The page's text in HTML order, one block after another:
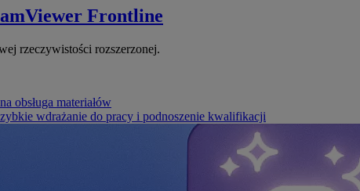
Frontline
rzeczywistości rozszerzonej.
obsługa materiałów
wdrażanie do pracy i podnoszenie kwalifikacji